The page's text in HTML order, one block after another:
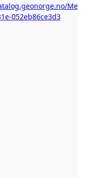
052eb86ce3d3